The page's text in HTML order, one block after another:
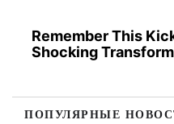
Remember This
Shocking
ПОПУЛЯРНЫЕ